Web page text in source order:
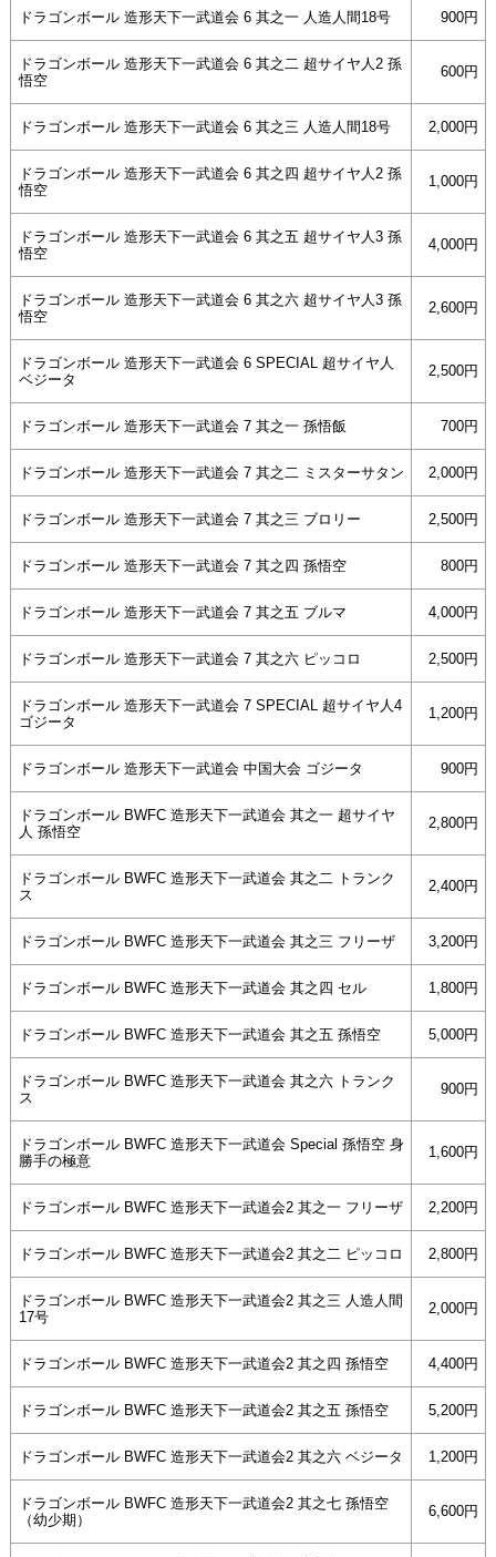
ドラゴンボール 造形天下一武道会 6 其之一 人造人間18号 900円
ドラゴンボール 造形天下一武道会 6 其之二 超サイヤ人2 孫
悟空
600円
ドラゴンボール 造形天下一武道会 6 其之三 人造人間18号 2,000円
ドラゴンボール 造形天下一武道会 6 其之四 超サイヤ人2 孫
悟空
1,000円
ドラゴンボール 造形天下一武道会 6 其之五 超サイヤ人3 孫
悟空
4,000円
ドラゴンボール 造形天下一武道会 6 其之六 超サイヤ人3 孫
悟空
2,600円
ドラゴンボール 造形天下一武道会 6 SPECIAL 超サイヤ人
ベジータ
2,500円
ドラゴンボール 造形天下一武道会 7 其之一 孫悟飯 700円
ドラゴンボール 造形天下一武道会 7 其之二 ミスターサタン 2,000円
ドラゴンボール 造形天下一武道会 7 其之三 ブロリー 2,500円
ドラゴンボール 造形天下一武道会 7 其之四 孫悟空 800円
ドラゴンボール 造形天下一武道会 7 其之五 ブルマ 4,000円
ドラゴンボール 造形天下一武道会 7 其之六 ピッコロ 2,500円
ドラゴンボール 造形天下一武道会 7 SPECIAL 超サイヤ人4
ゴジータ
1,200円
ドラゴンボール 造形天下一武道会 中国大会 ゴジータ 900円
ドラゴンボール BWFC 造形天下一武道会 其之一 超サイヤ
人 孫悟空
2,800円
ドラゴンボール BWFC 造形天下一武道会 其之二 トランク
ス
2,400円
ドラゴンボール BWFC 造形天下一武道会 其之三 フリーザ 3,200円
ドラゴンボール BWFC 造形天下一武道会 其之四 セル 1,800円
ドラゴンボール BWFC 造形天下一武道会 其之五 孫悟空 5,000円
ドラゴンボール BWFC 造形天下一武道会 其之六 トランク
ス
900円
ドラゴンボール BWFC 造形天下一武道会 Special 孫悟空 身
勝手の極意
1,600円
ドラゴンボール BWFC 造形天下一武道会2 其之一 フリーザ 2,200円
ドラゴンボール BWFC 造形天下一武道会2 其之二 ピッコロ 2,800円
ドラゴンボール BWFC 造形天下一武道会2 其之三 人造人間
17号
2,000円
ドラゴンボール BWFC 造形天下一武道会2 其之四 孫悟空 4,400円
ドラゴンボール BWFC 造形天下一武道会2 其之五 孫悟空 5,200円
ドラゴンボール BWFC 造形天下一武道会2 其之六 ベジータ 1,200円
ドラゴンボール BWFC 造形天下一武道会2 其之七 孫悟空
（幼少期）
6,600円